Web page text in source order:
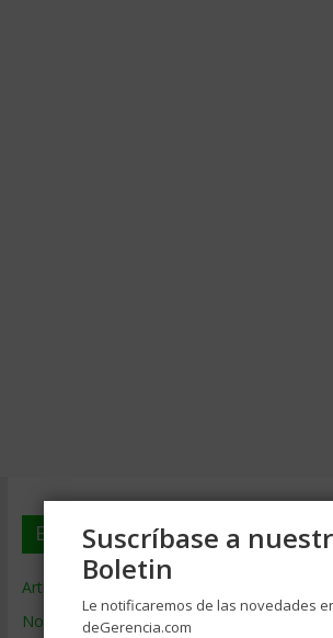
En deGerencia.com
Artículos de Gerencia
Noticias de Gerencia
Suscríbase a
Boletin
Le notificaremos de las novedades
deGerencia.com